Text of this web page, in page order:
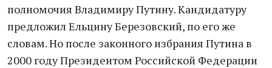
полномочия Владимиру Путину. Кандидатуру
предложил Ельцину Березовский, по его же
словам. Но после законного избрания Путина в
2000 году Президентом Российской Федерации